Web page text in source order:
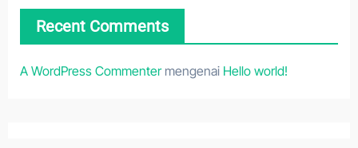
Recent Comments
A WordPress Commentermengenai Hello world!